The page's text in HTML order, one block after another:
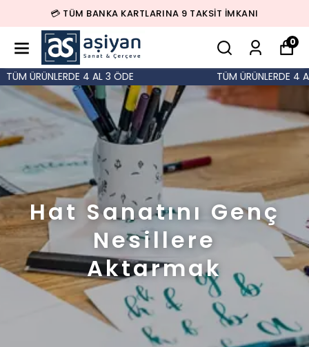
💳 TÜM BANKA KARTLARINA 9 TAKSİT İMKANI
0
ÜRÜNLERDE 4 AL 3 ÖDE TÜM ÜRÜNLERDE 4
Hat Sanatını Genç
Nesillere
Aktarmak